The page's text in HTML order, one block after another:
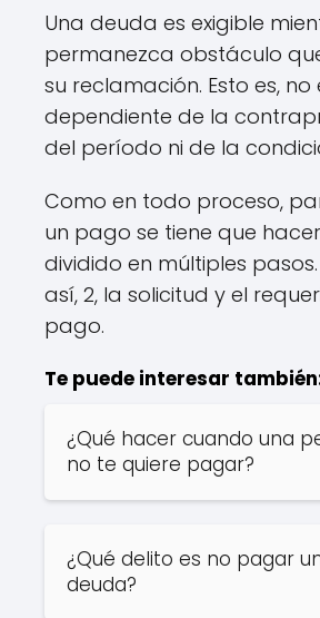
Una deuda es exigible
permanezca obstáculo
su reclamación. Esto es, no
dependiente de la
del período ni de la
Como en todo proceso,
un pago se tiene que
dividido en múltiples
así, 2, la solicitud y el
pago.
Te puede interesar
¿Qué hacer cuando una
no te quiere pagar?
¿Qué delito es no pagar
deuda?